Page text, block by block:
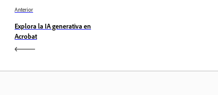
Anterior
Explora la IA generativa en
Acrobat